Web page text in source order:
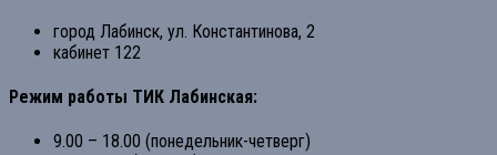
город Лабинск, ул. Константинова, 2
кабинет 122
Режим работы ТИК Лабинская:
9.00 – 18.00 (понедельник-четверг)